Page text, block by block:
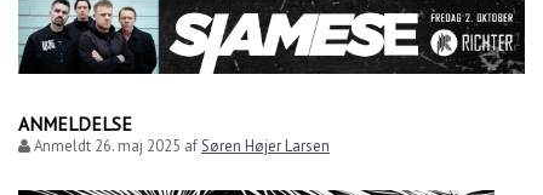
ANMELDELSE
Anmeldt 26. maj 2025 afSøren Højer Larsen